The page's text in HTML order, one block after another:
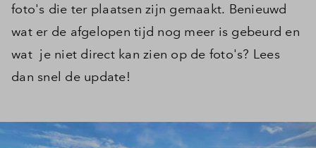
foto's die ter plaatsen zijn gemaakt. Benieuwd
wat er de afgelopen tijd nog meer is gebeurd en
wat je niet direct kan zien op de foto's? Lees
dan snel de update!